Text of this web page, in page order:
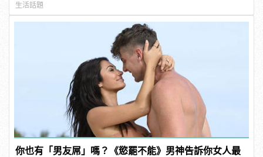
生活話題
你也有「男友屌」嗎？《慾罷不能》男神告訴你女人最